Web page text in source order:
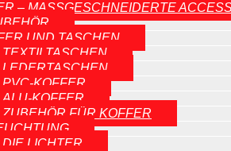
– MASSGESCHNEIDERTE
UND TASCHEN
TEXTILTASCHEN
LEDERTASCHEN
PVC-KOFFER
ALU-KOFFER
ZUBEHÖR FÜR KOFFER
DIE LICHTER